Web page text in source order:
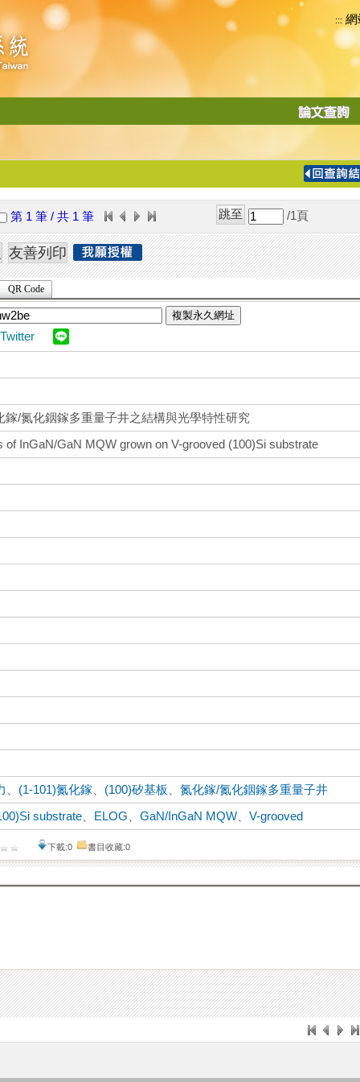
::: 網
導
第 1 筆 / 共 1 筆 /1 頁
QR Code
複製永久網址
Twitter
鎵/氮化銦鎵多重量子井之結構與光學特性研究
of InGaN/GaN MQW grown on V-grooved (100)Si substrate
(1-101)氮化鎵 (100)矽基板 、氮化鎵/氮化銦鎵多重量子井
substrate ELOG 、GaN/InGaN MQW 、V-grooved
下載:0 書目收藏:0